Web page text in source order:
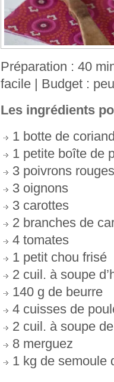
Préparation : 40
facile | Budget :
Les ingrédients
1 botte de
1 petite boîte de
3 poivrons rouges
3 oignons
3 carottes
2 branches de
4 tomates
1 petit chou frisé
2 cuil. à soupe
140 g de beurre
4 cuisses de
2 cuil. à soupe
8 merguez
1 kg de semoule